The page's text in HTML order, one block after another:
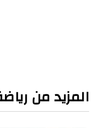
المزيد من